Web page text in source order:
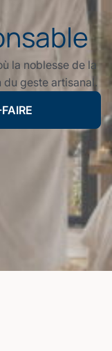
la noblesse de la
geste artisanal.